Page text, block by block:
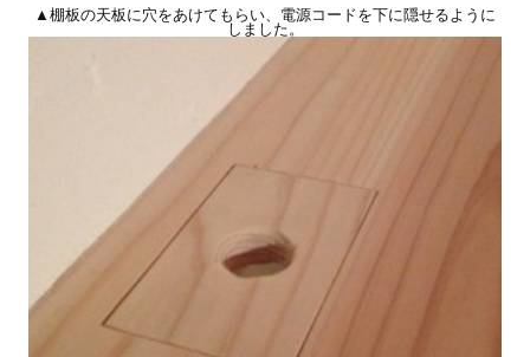
▲棚板の天板に穴をあけてもらい、電源コードを下に隠せるように
しました。